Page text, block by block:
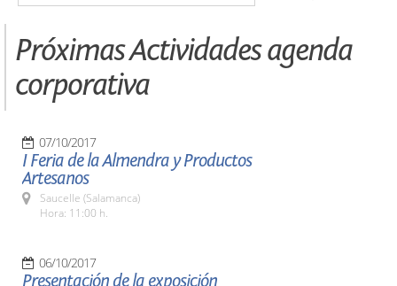
Próximas Actividades agenda
corporativa
07/10/2017
I Feria de la Almendra y Productos
Artesanos
Saucelle (Salamanca)
Hora: 11:00 h.
06/10/2017
Presentación de la exposición